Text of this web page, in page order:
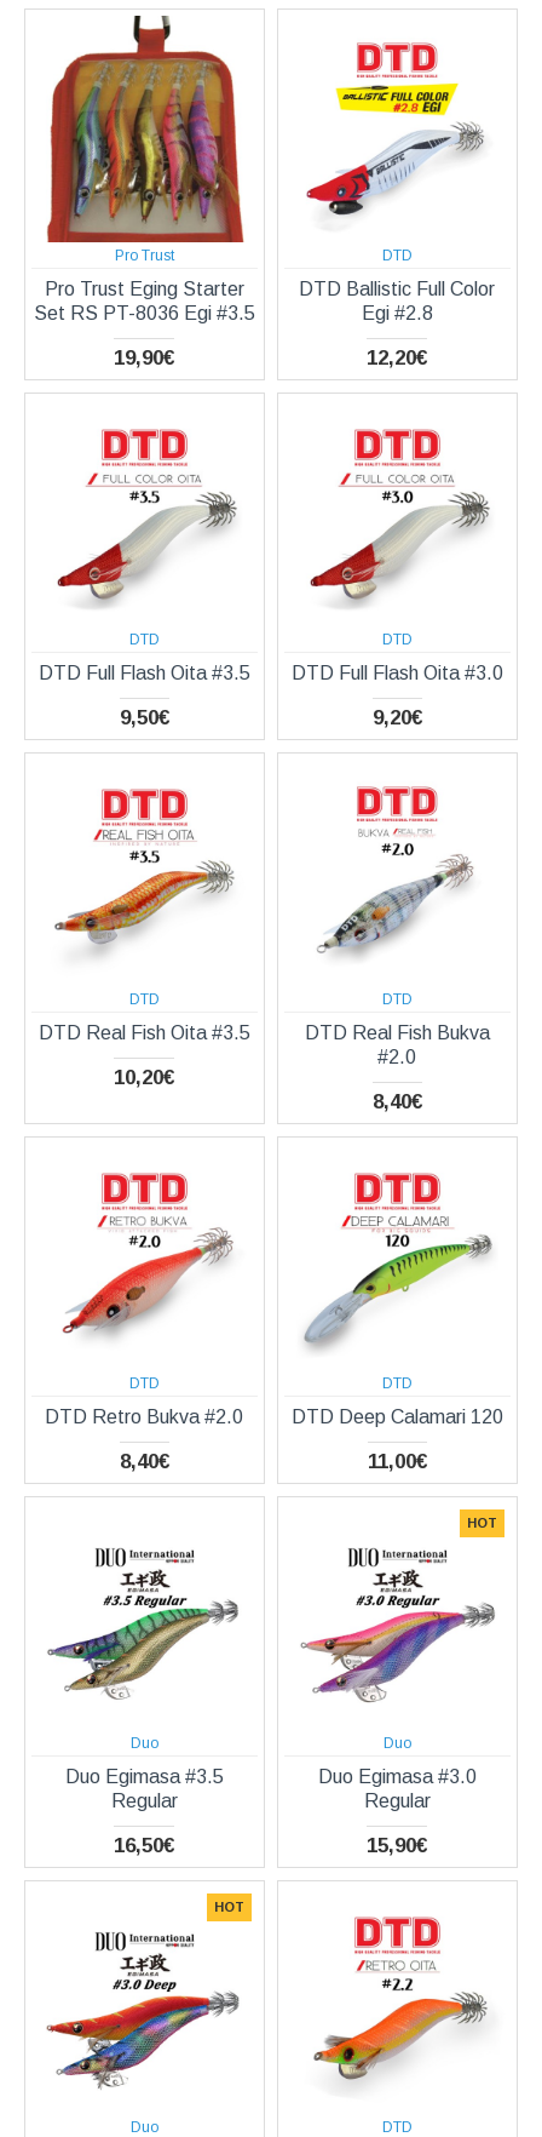
Pro Trust
Pro Trust Eging Starter
Set RS PT-8036 Egi #3.5
19,90€
DTD
DTD Ballistic Full Color
Egi #2.8
12,20€
DTD
DTD Full Flash Oita #3.5
9,50€
DTD
DTD Full Flash Oita #3.0
9,20€
DTD
DTD Real Fish Oita #3.5
10,20€
DTD
DTD Real Fish Bukva
#2.0
8,40€
DTD
DTD Retro Bukva #2.0
8,40€
DTD
DTD Deep Calamari 120
11,00€
Duo
Duo Egimasa #3.5
Regular
16,50€
HOT
Duo
Duo Egimasa #3.0
Regular
15,90€
HOT
Duo DTD